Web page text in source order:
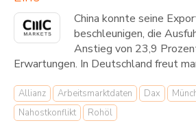
China konnte seine
beschleunigen, die
Anstieg von 23,9
Erwartungen. In Deutschland freut
Allianz Arbeitsmarktdaten Dax
Nahostkonflikt
Rohöl